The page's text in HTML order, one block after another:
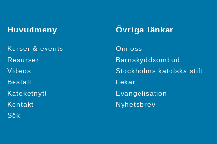
Huvudmeny
Kurser & events
Resurser
Videos
Beställ
Kateketnytt
Kontakt
Sök
Övriga länkar
Om oss
Barnskyddsombud
Stockholms katolska stift
Lekar
Evangelisation
Nyhetsbrev